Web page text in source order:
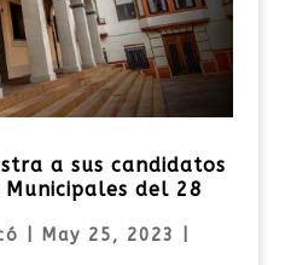
a sus candidatos
del 28
May 25, 2023